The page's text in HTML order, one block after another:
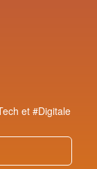
et #Digitale